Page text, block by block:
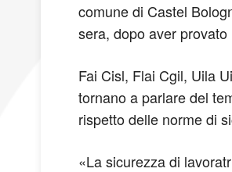
comune di Castel
sera, dopo aver
Fai Cisl, Flai Cgil, Uila
tornano a parlare del
rispetto delle norme di
«La sicurezza di